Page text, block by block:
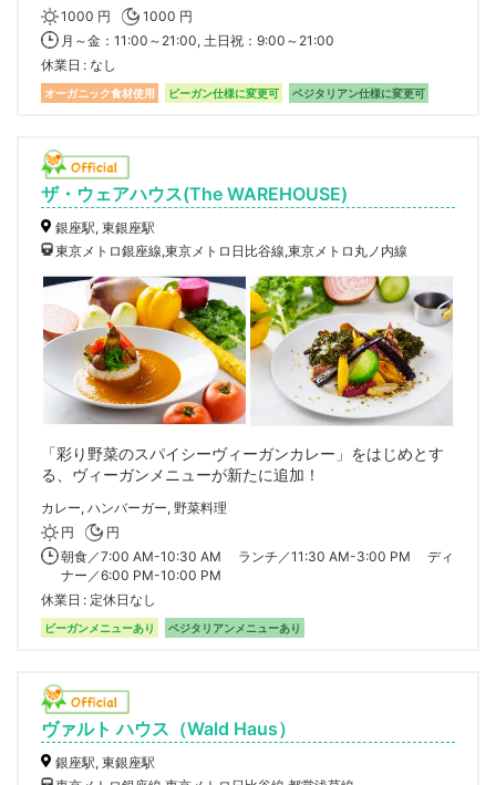
1000 円
1000 円
月～金：11:00～21:00, 土日祝：9:00～21:00
休業日
なし
オーガニック食材使用 ビーガン仕様に変更可 ベジタリアン仕様に変更可
ザ・ウェアハウス(The WAREHOUSE)
銀座駅, 東銀座駅
東京メトロ銀座線,東京メトロ日比谷線,東京メトロ丸ノ内線
「彩り野菜のスパイシーヴィーガンカレー」をはじめとす
る、ヴィーガンメニューが新たに追加！
カレー, ハンバーガー, 野菜料理
円
円
朝食／7:00 AM-10:30 AM ランチ／11:30 AM-3:00 PM ディ
ナー／6:00 PM-10:00 PM
休業日
定休日なし
ビーガンメニューあり ベジタリアンメニューあり
ヴァルト ハウス（Wald Haus）
銀座駅, 東銀座駅